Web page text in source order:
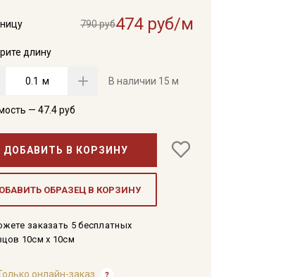
790 руб474 руб/м
длину
м В наличии 15 м
— 47.4руб
ДОБАВИТЬ В КОРЗИНУ
ОБРАЗЕЦ В КОРЗИНУ
заказать 5 бесплатных
10см x 10см
онлайн-заказ